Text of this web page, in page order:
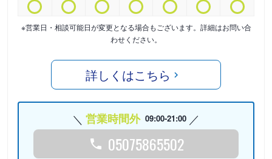
※営業日・相談可能日が変更となる場合もございます。詳細はお問い合
わせください。
詳しくはこちら
営業時間外 09:00-21:00
05075865502